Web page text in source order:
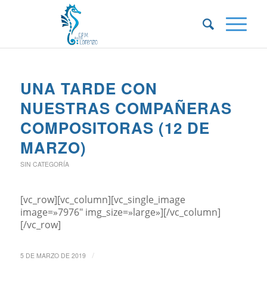
UNA TARDE CON
NUESTRAS COMPAÑERAS
COMPOSITORAS (12 DE
MARZO)
SIN CATEGORÍA
[vc_row][vc_column][vc_single_image
image=»7976″ img_size=»large»][/vc_column]
[/vc_row]
5 DE MARZO DE 2019 /